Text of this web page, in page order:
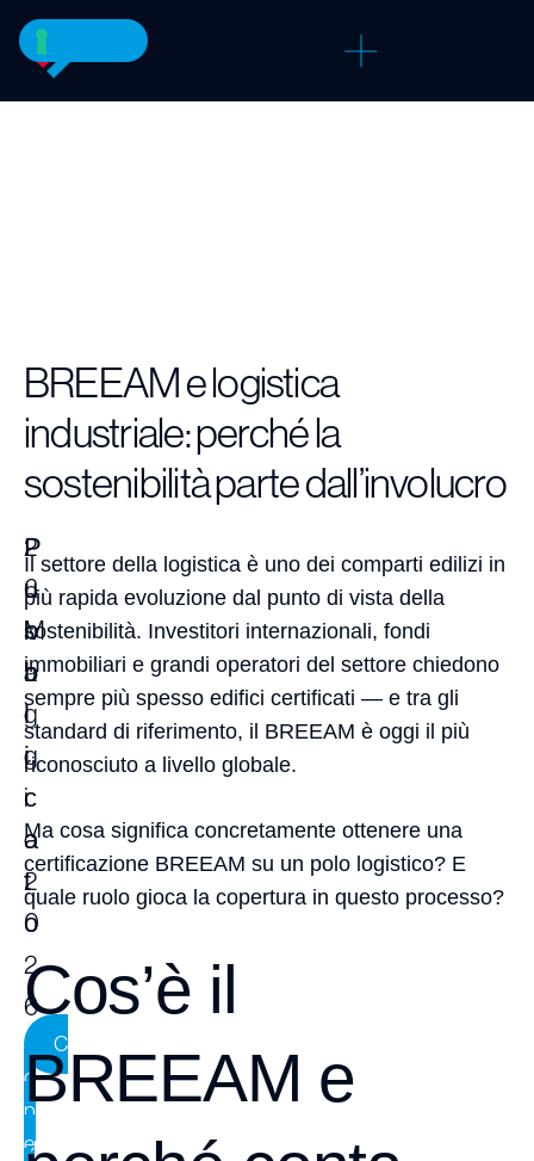
BREEAM e logistica
industriale: perché la
sostenibilità parte dall’involucro
P
u
b
b
l
i
c
a
t
o
2
6
M
a
g
g
i
o
2
0
2
6
C
o
p
e
Il settore della logistica è uno dei comparti edilizi in
più rapida evoluzione dal punto di vista della
sostenibilità. Investitori internazionali, fondi
immobiliari e grandi operatori del settore chiedono
sempre più spesso edifici certificati — e tra gli
standard di riferimento, il BREEAM è oggi il più
riconosciuto a livello globale.
Ma cosa significa concretamente ottenere una
certificazione BREEAM su un polo logistico? E
quale ruolo gioca la copertura in questo processo?
Cos’è il
BREEAM e